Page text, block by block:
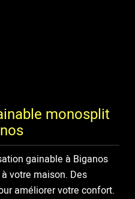
monosplit
gainable à Biganos
votre maison. Des
améliorer votre confort.